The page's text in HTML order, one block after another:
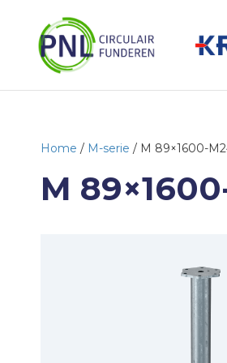
Home / M-serie / M 89×1600-
M